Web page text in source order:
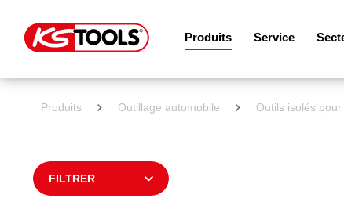
Produits Service
Produits Outillage automobile Outils isolés
FILTRER